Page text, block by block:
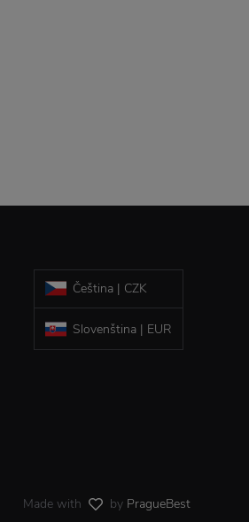
Čeština | CZK
Slovenština | EUR
Made with by PragueBest